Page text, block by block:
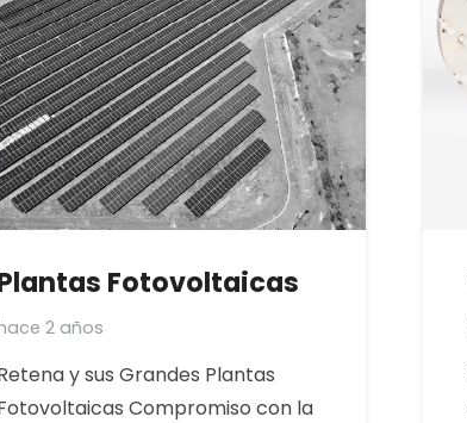
Fotovoltaicas
2 años
y sus Grandes Plantas
Compromiso con la